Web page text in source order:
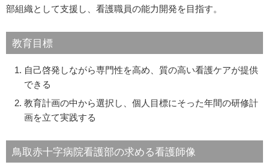
部組織として支援し、看護職員の能力開発を目指す。
教育目標
自己啓発しながら専門性を高め、質の高い看護ケアが提供
できる
教育計画の中から選択し、個人目標にそった年間の研修計
画を立て実践する
鳥取赤十字病院看護部の求める看護師像